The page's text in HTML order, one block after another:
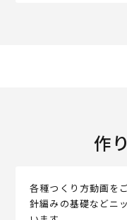
作
各種つくり方動画を
針編みの基礎などニ